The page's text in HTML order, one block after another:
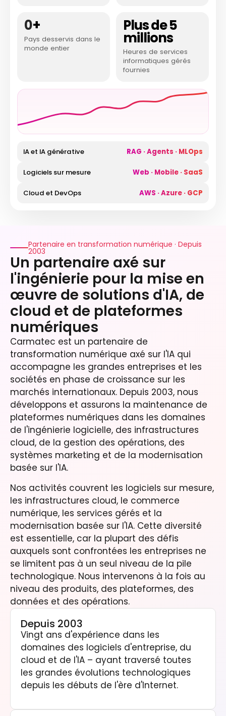
0+
Pays desservis dans le
monde entier
Plus de 5
millions
Heures de services
informatiques gérés
fournies
IA et IA générative RAG · Agents · MLOps
Logiciels sur mesure Web · Mobile · SaaS
Cloud et DevOps AWS · Azure · GCP
Depuis 2003
Vingt ans d'expérience dans les
domaines des logiciels d'entreprise, du
cloud et de l'IA – ayant traversé toutes
les grandes évolutions technologiques
depuis les débuts de l'ère d'Internet.
Partenaire en transformation numérique · Depuis
2003
Un partenaire axé sur
l'ingénierie pour la mise en
œuvre de solutions d'IA, de
cloud et de plateformes
numériques
Carmatec est un partenaire de
transformation numérique axé sur l'IA qui
accompagne les grandes entreprises et les
sociétés en phase de croissance sur les
marchés internationaux. Depuis 2003, nous
développons et assurons la maintenance de
plateformes numériques dans les domaines
de l'ingénierie logicielle, des infrastructures
cloud, de la gestion des opérations, des
systèmes marketing et de la modernisation
basée sur l'IA.
Nos activités couvrent les logiciels sur mesure,
les infrastructures cloud, le commerce
numérique, les services gérés et la
modernisation basée sur l'IA. Cette diversité
est essentielle, car la plupart des défis
auxquels sont confrontées les entreprises ne
se limitent pas à un seul niveau de la pile
technologique. Nous intervenons à la fois au
niveau des produits, des plateformes, des
données et des opérations.